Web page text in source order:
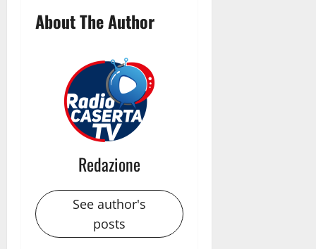
About The Author
Redazione
See author's
posts